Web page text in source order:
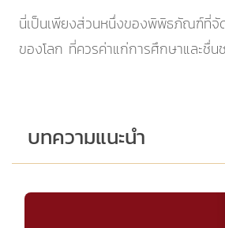
นี่เป็นเพียงส่วนหนึ่งของพิพิธภัณฑ์ที่จั
ของโลก ที่ควรค่าแก่การศึกษาและชื่น
บทความแนะนำ